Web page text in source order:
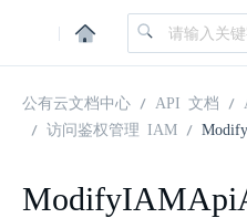
|
公有云文档中心 API 文档
访问鉴权管理 IAM